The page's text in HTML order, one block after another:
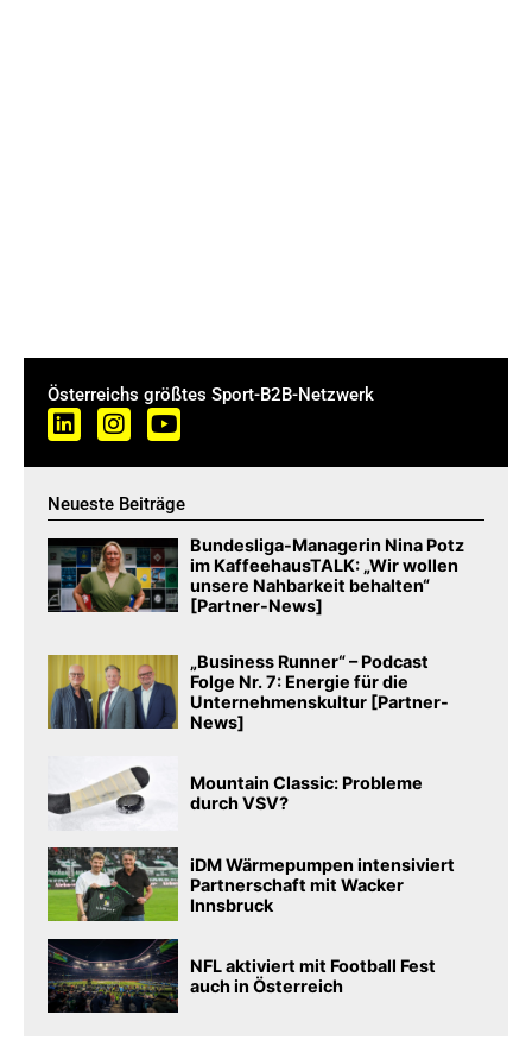
Österreichs größtes Sport-B2B-Netzwerk
Neueste Beiträge
Bundesliga-Managerin Nina Potz
im KaffeehausTALK: „Wir wollen
unsere Nahbarkeit behalten“
[Partner-News]
„Business Runner“ – Podcast
Folge Nr. 7: Energie für die
Unternehmenskultur [Partner-
News]
Mountain Classic: Probleme
durch VSV?
iDM Wärmepumpen intensiviert
Partnerschaft mit Wacker
Innsbruck
NFL aktiviert mit Football Fest
auch in Österreich